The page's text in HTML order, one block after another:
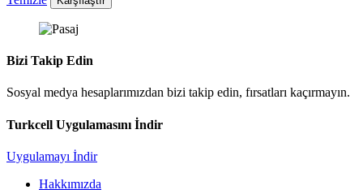
Bizi Takip Edin
Sosyal medya hesaplarımızdan bizi takip edin, fırsatları kaçırmayın.
Turkcell Uygulamasını İndir
Uygulamayı İndir
Hakkımızda